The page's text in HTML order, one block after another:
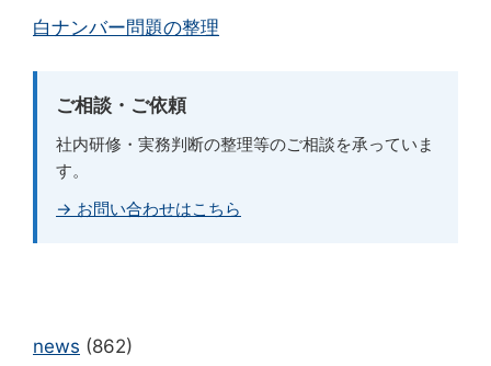
白ナンバー問題の整理
ご相談・ご依頼
社内研修・実務判断の整理等のご相談を承っていま
す。
→ お問い合わせはこちら
news (862)